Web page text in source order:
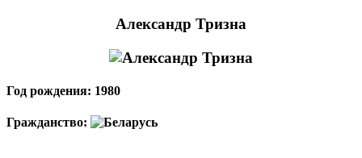
Александр Тризна
Год рождения: 1980
Гражданство: